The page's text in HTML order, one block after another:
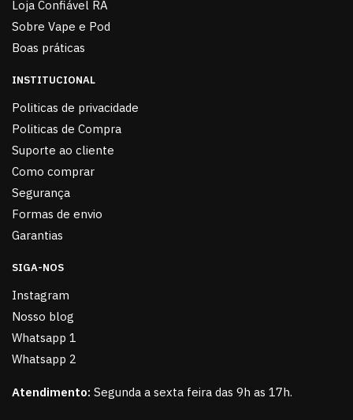
Loja Confiável RA
Sobre Vape e Pod
Boas práticas
INSTITUCIONAL
Politicas de privacidade
Politicas de Compra
Suporte ao cliente
Como comprar
Segurança
Formas de envio
Garantias
SIGA-NOS
Instagram
Nosso blog
Whatsapp 1
Whatsapp 2
Atendimento: Segunda a sexta feira das 9h as 17h.